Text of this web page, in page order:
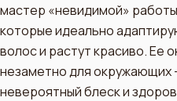
мастер «невидимой»
которые идеально
волос и растут красиво. Ее
незаметно для окружающих
невероятный блеск и